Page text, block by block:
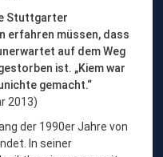
Stuttgarter
erfahren müssen, dass
auf dem Weg
ist. „Kiem war
gemacht.“
2013)
der 1990er Jahre von
In seiner